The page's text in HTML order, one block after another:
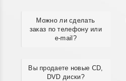
Можно ли сделать
заказ по телефону или
e-mail?
Вы продаете новые CD,
DVD диски?